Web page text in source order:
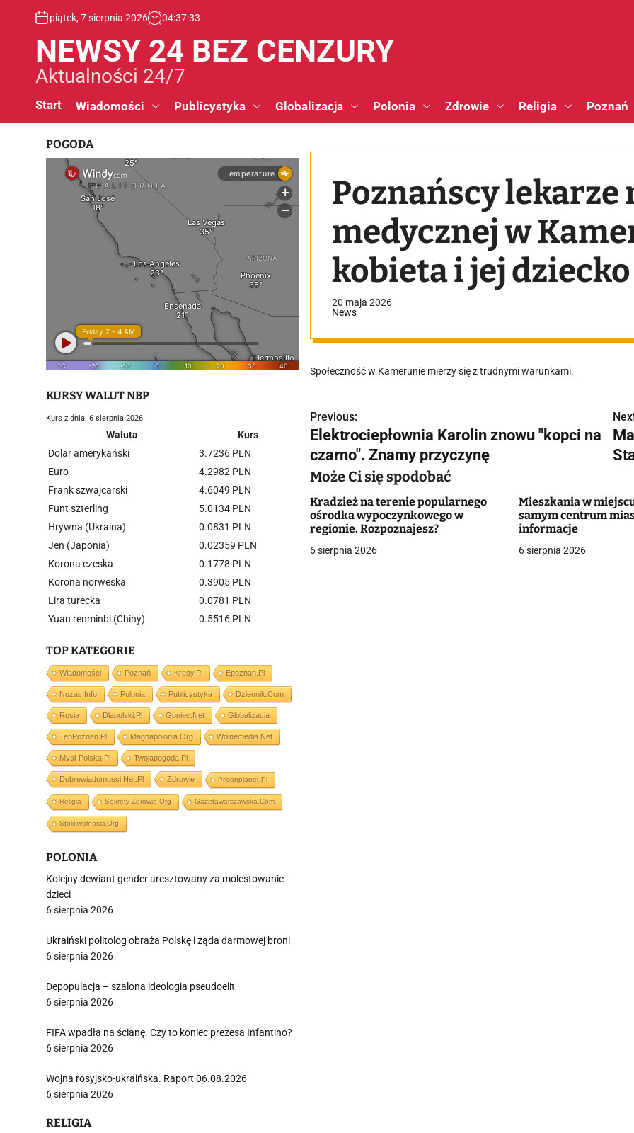
piątek, 7 sierpnia 2026 04:37:33
NEWSY 24 BEZ CENZURY
Aktualności 24/7
Start Wiadomości Publicystyka Globalizacja Polonia Zdrowie Religia Poznań
Poznańscy lekarze
medycznej w
kobieta i jej
porodu."
20 maja 2026
News
Społeczność w Kamerunie mierzy się z trudnymi warunkami.
N
a
w
i
g
a
Previous:
Elektrociepłownia Karolin znowu "kopci na
czarno". Znamy przyczynę
Może Ci się spodobać
Kradzież na terenie popularnego
ośrodka wypoczynkowego w
regionie. Rozpoznajesz?
6 sierpnia 2026
Mieszkania w
samym centrum
informacje
6 sierpnia 2026
POGODA
KURSY WALUT NBP
Kurs z dnia: 6 sierpnia 2026
Waluta
Kurs
Dolar amerykański
3.7236 PLN
Euro
4.2982 PLN
Frank szwajcarski
4.6049 PLN
Funt szterling
5.0134 PLN
Hrywna (Ukraina)
0.0831 PLN
Jen (Japonia)
0.02359 PLN
Korona czeska
0.1778 PLN
Korona norweska
0.3905 PLN
Lira turecka
0.0781 PLN
Yuan renminbi (Chiny)
0.5516 PLN
TOP KATEGORIE
Wiadomości Poznań Kresy.pl Epoznan.pl
Nczas.info Polonia Publicystyka Dziennik.com
Rosja Dlapolski.pl Goniec.net Globalizacja
TenPoznan.pl Magnapolonia.org Wolnemedia.net
Mysl-Polska.pl Twojapogoda.pl
Dobrewiadomosci.net.pl Zdrowie Prisonplanet.pl
Religia Sekrety-Zdrowia.org Gazetawarszawska.com
Stolikwolnosci.org
POLONIA
Kolejny dewiant gender aresztowany za molestowanie
dzieci
6 sierpnia 2026
Ukraiński politolog obraża Polskę i żąda darmowej broni
6 sierpnia 2026
Depopulacja – szalona ideologia pseudoelit
6 sierpnia 2026
FIFA wpadła na ścianę. Czy to koniec prezesa Infantino?
6 sierpnia 2026
Wojna rosyjsko-ukraińska. Raport 06.08.2026
6 sierpnia 2026
RELIGIA